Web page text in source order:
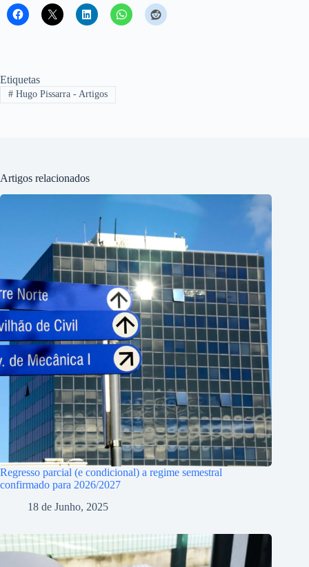
Etiquetas
#Hugo Pissarra - Artigos
Artigos relacionados
Regresso parcial (e condicional) a regime semestral
confirmado para 2026/2027
18 de Junho, 2025